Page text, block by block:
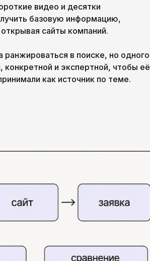
видео и десятки
базовую информацию,
сайты компаний.
в поиске, но одного
и экспертной, чтобы её
как источник по теме.